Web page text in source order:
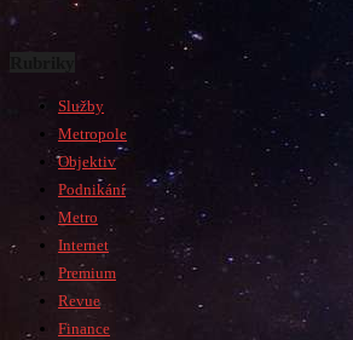
Služby
Metropole
Objektiv
Podnikání
Metro
Internet
Premium
Revue
Finance